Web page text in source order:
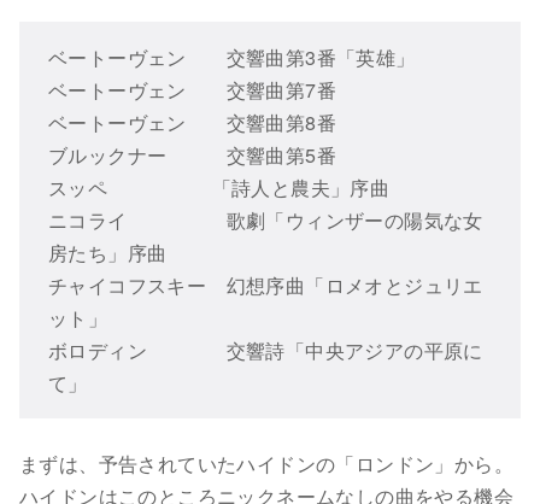
ベートーヴェン 交響曲第3番「英雄」
ベートーヴェン 交響曲第7番
ベートーヴェン 交響曲第8番
ブルックナー 交響曲第5番
スッペ 「詩人と農夫」序曲
ニコライ 歌劇「ウィンザーの陽気な女
房たち」序曲
チャイコフスキー 幻想序曲「ロメオとジュリエ
ット」
ボロディン 交響詩「中央アジアの平原に
て」
まずは、予告されていたハイドンの「ロンドン」から。
ハイドンはこのところニックネームなしの曲をやる機会